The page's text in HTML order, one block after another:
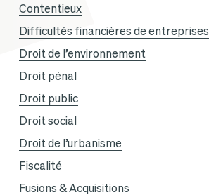
Contentieux
Difficultés financières de entreprises
Droit de l’environnement
Droit pénal
Droit public
Droit social
Droit de l’urbanisme
Fiscalité
Fusions & Acquisitions